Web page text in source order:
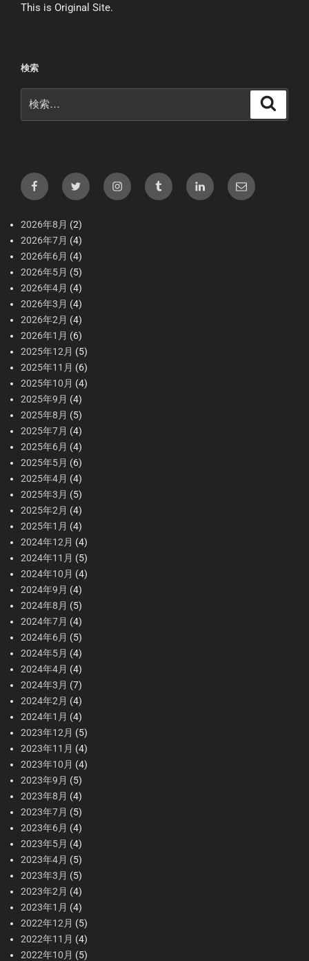
This is Original Site.
検索
索:
FacebookX（Twitter）Instagramtumblr LInkedIn メ
ー
2026年8月 (2)
2026年7月 (4)
2026年6月 (4)
2026年5月 (5)
2026年4月 (4)
2026年3月 (4)
2026年2月 (4)
2026年1月 (6)
2025年12月 (5)
2025年11月 (6)
2025年10月 (4)
2025年9月 (4)
2025年8月 (5)
2025年7月 (4)
2025年6月 (4)
2025年5月 (6)
2025年4月 (4)
2025年3月 (5)
2025年2月 (4)
2025年1月 (4)
2024年12月 (4)
2024年11月 (5)
2024年10月 (4)
2024年9月 (4)
2024年8月 (5)
2024年7月 (4)
2024年6月 (5)
2024年5月 (4)
2024年4月 (4)
2024年3月 (7)
2024年2月 (4)
2024年1月 (4)
2023年12月 (5)
2023年11月 (4)
2023年10月 (4)
2023年9月 (5)
2023年8月 (4)
2023年7月 (5)
2023年6月 (4)
2023年5月 (4)
2023年4月 (5)
2023年3月 (5)
2023年2月 (4)
2023年1月 (4)
2022年12月 (5)
2022年11月 (4)
2022年10月 (5)